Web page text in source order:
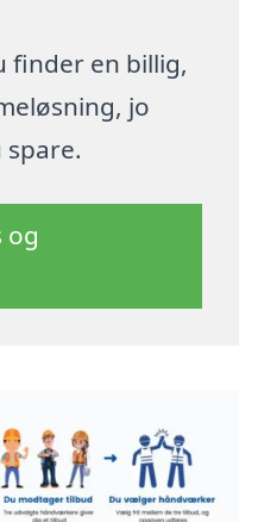
finder en billig,
jo
og